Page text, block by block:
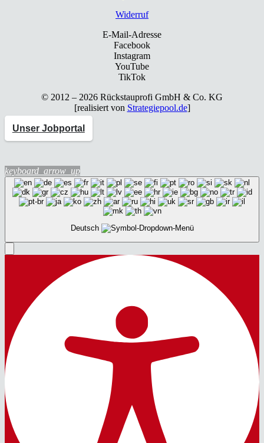
Wider­ruf
E-Mail-Adresse
Facebook
Instagram
YouTube
TikTok
© 2012 – 2026 Rück­stau­pro­fi GmbH & Co. KG
[rea­li­siert von Strategiepool.de]
Unser Jobportal
keyboard_arrow_up
Deutsch